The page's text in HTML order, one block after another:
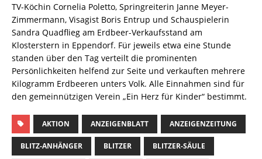
TV-Köchin Cornelia Poletto, Springreiterin Janne Meyer-
Zimmermann, Visagist Boris Entrup und Schauspielerin
Sandra Quadflieg am Erdbeer-Verkaufsstand am
Klosterstern in Eppendorf. Für jeweils etwa eine Stunde
standen über den Tag verteilt die prominenten
Persönlichkeiten helfend zur Seite und verkauften mehrere
Kilogramm Erdbeeren unters Volk. Alle Einnahmen sind für
den gemeinnützigen Verein „Ein Herz für Kinder“ bestimmt.
AKTION ANZEIGENBLATT ANZEIGENZEITUNG
BLITZ-ANHÄNGER BLITZER BLITZER-SÄULE